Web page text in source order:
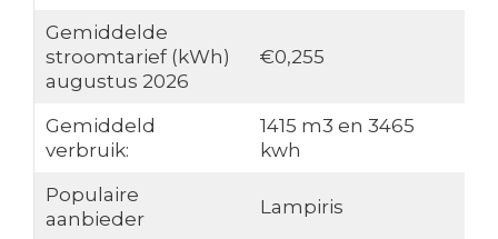
Gemiddelde
stroomtarief (kWh)
augustus 2026
€0,255
Gemiddeld
verbruik:
1415 m3 en 3465
kwh
Populaire
aanbieder
Lampiris